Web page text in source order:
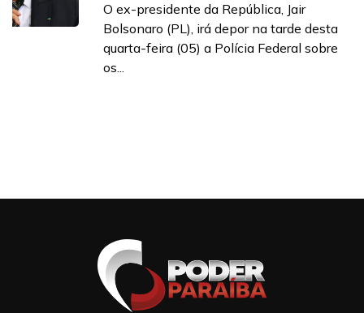
O ex-presidente da República, Jair
Bolsonaro (PL), irá depor na tarde desta
quarta-feira (05) a Polícia Federal sobre
os...